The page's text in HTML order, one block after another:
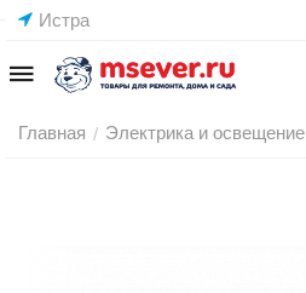
Истра
Главная / Электрика и освещение